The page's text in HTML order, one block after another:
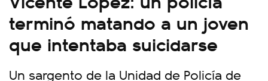
terminó matando a un joven
que intentaba suicidarse
Un sargento de la Unidad de Policía de